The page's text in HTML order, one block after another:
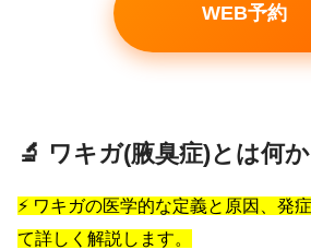
WEB予約
🔬 ワキガ(腋臭症)とは何か
⚡ ワキガの医学的な定義と原因、発
て詳しく解説します。